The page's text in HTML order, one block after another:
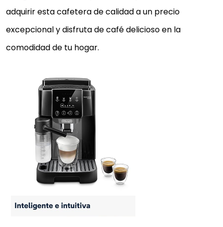
adquirir esta cafetera de calidad a un precio
excepcional y disfruta de café delicioso en la
comodidad de tu hogar.